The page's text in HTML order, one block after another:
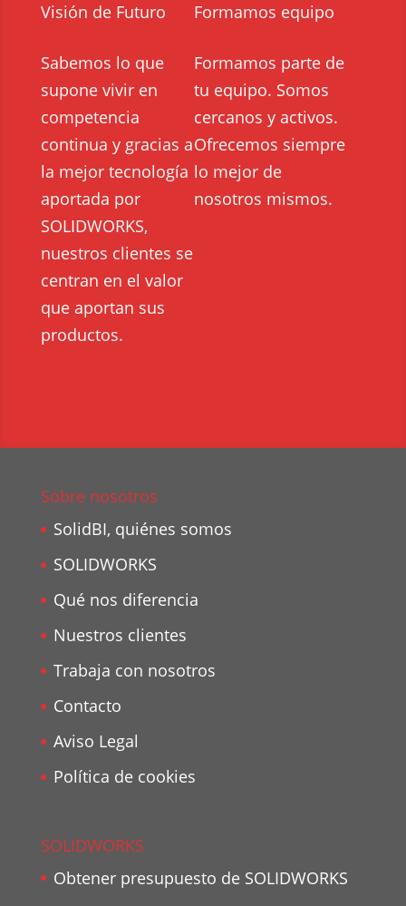
Visión de Futuro
Sabemos lo que
supone vivir en
competencia
continua y gracias a
la mejor tecnología
aportada por
SOLIDWORKS,
nuestros clientes se
centran en el valor
que aportan sus
productos.
Formamos equipo
Formamos parte de
tu equipo. Somos
cercanos y activos.
Ofrecemos siempre
lo mejor de
nosotros mismos.
Sobre nosotros
SolidBI, quiénes somos
SOLIDWORKS
Qué nos diferencia
Nuestros clientes
Trabaja con nosotros
Contacto
Aviso Legal
Política de cookies
SOLIDWORKS
Obtener presupuesto de SOLIDWORKS